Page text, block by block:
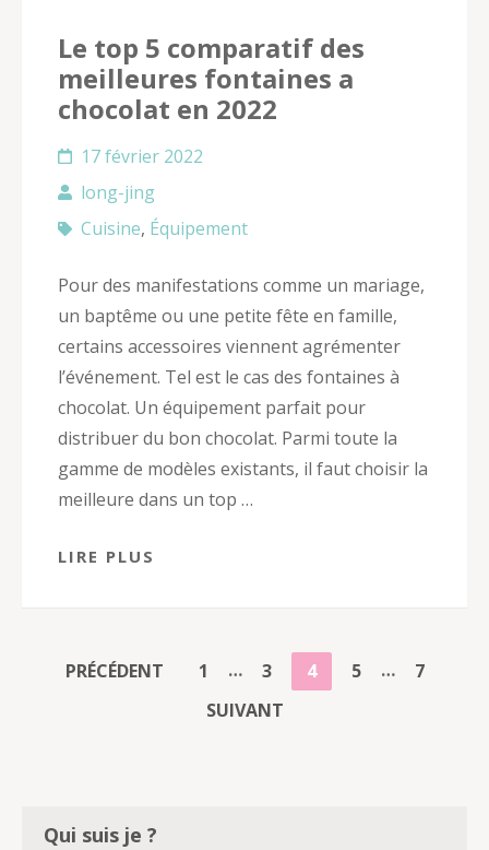
Le top 5 comparatif des
meilleures fontaines a
chocolat en 2022
17 février 2022
long-jing
Cuisine, Équipement
Pour des manifestations comme un mariage,
un baptême ou une petite fête en famille,
certains accessoires viennent agrémenter
l’événement. Tel est le cas des fontaines à
chocolat. Un équipement parfait pour
distribuer du bon chocolat. Parmi toute la
gamme de modèles existants, il faut choisir la
meilleure dans un top …
LIRE PLUS
PAGINATION
PRÉCÉDENT PAGE
1 … PAGE
3 PAGE
4 PAGE
5 … PAGE
7
SUIVANT
Qui suis je ?